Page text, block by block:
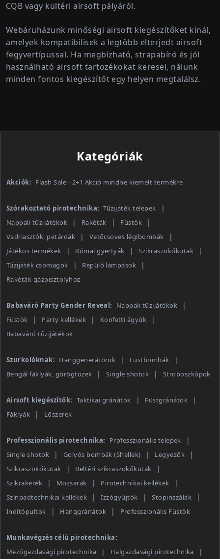
CQB vagy kültéri airsoft pályáról.
Webáruházunk minőségi airsoft kiegészítőket kínál,
amelyek kompatibilisek a legtöbb elterjedt airsoft
fegyvertípussal. Ha megbízható, strapabíró és jól
használható airsoft tartozékokat keresel, nálunk
minden fontos kiegészítőt egy helyen megtalálsz.
Kategóriák
Akciók: Flash Sale - 2+1 Akció mindne kiemelt termékre
Szórakoztató pirotechnika: Tűzijáték telepek
Nappali tűzijátékok
Rakéták
Füstök
Vadriasztók, petárdák
Vetőcsöves légibombák
Játékos termékek
Római gyertyák
Szikraszökőkutak
Tűzijáték csomagok
Repülő lámpások
Rakéták gázpisztolyhoz
Babaváró Party Gender Reveal:
Nappali tűzijátékok
Füstök
Party kellékek
Konfetti ágyúk
Babaváró tűzijátékok
Szurkolóknak: Hanggenerátorok
Füstbombák
Bengál fáklyák, görögtüzek
Single shotok Stroboszkópok
Airsoft kiegészítők: Taktikai gránátok
Füstgránátok
Fáklyák
Lőszerek
Professzionális pirotechnika:
Professzionális telepek
Single shotok
Golyós bombák (Shellek)
Legyezők
Szikraszökőkutak
Beltéri szikraszökőkutak
Szikrakerék
Mozsarak
Pirotechnikai kellékek
Színpadtechnikai kellékek
Izzógyújtók
Stopinszálak
Indítópultok
Hanggránátok Professzionális Füstök
Munkavégzés célú pirotechnika:
Mezőgazdasági pirotechnika
Halgazdasági pirotechnika